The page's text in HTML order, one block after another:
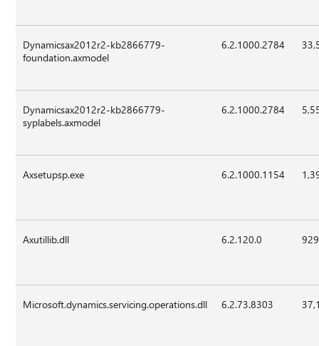
Dynamicsax2012r2-kb2866779-
foundation.axmodel
6.2.1000.2784
Dynamicsax2012r2-kb2866779-
syplabels.axmodel
6.2.1000.2784
Axsetupsp.exe 6.2.1000.1154
Axutillib.dll 6.2.120.0
Microsoft.dynamics.servicing.operations.dll 6.2.73.8303